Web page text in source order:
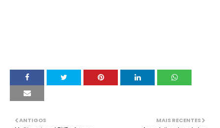
MAIS RECENTES
ANTIGOS